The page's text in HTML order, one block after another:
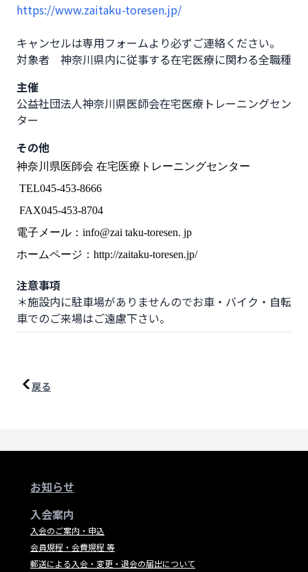
https://www.zaitaku-toresen.jp/
キャンセルは専用フォームより必ずご連絡ください。
対象者　神奈川県内に従事する在宅医療に関わる全職種
主催
公益社団法人神奈川県医師会在宅医療トレーニングセン
ター
その他
神奈川県医師会 在宅医療トレーニングセンター
TEL045-453-8666
FAX045-453-8704
電子メール：info@zai taku-toresen. jp
ホームページ：http://zaitaku-toresen.jp/
注意事項
＊施設内に駐車場がありませんのでお車・バイク・自転
車でのご来場はご遠慮下さい。
戻る
お知らせ
入会案内
入会のご案内・申込
会員規程・会費規程 等
郵送による入会・変更・退会の届出について